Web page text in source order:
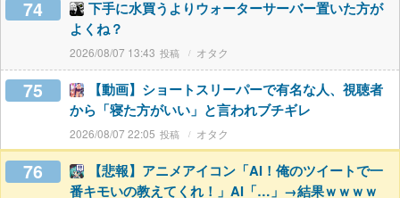
74
下手に水買うよりウォーターサーバー置いた方が
よくね？
2026/08/07 13:43 オタク
75
【動画】ショートスリーパーで有名な人、視聴者
から「寝た方がいい」と言われブチギレ
2026/08/07 22:05 オタク
76
【悲報】アニメアイコン「AI！俺のツイートで一
番キモいの教えてくれ！」AI「…」→結果ｗｗｗｗ